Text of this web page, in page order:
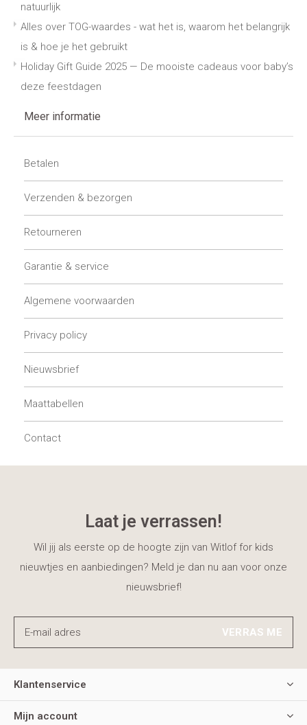
natuurlijk
Alles over TOG-waardes - wat het is, waarom het belangrijk
is & hoe je het gebruikt
Holiday Gift Guide 2025 — De mooiste cadeaus voor baby’s
deze feestdagen
Meer informatie
Betalen
Verzenden & bezorgen
Retourneren
Garantie & service
Algemene voorwaarden
Privacy policy
Nieuwsbrief
Maattabellen
Contact
Laat je verrassen!
Wil jij als eerste op de hoogte zijn van Witlof for kids
nieuwtjes en aanbiedingen? Meld je dan nu aan voor onze
nieuwsbrief!
VERRAS ME
Klantenservice
Mijn account